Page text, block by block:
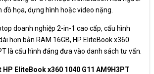
đồ họa, dựng hình hoặc video nặng.
doanh nghiệp 2-in-1 cao cấp, cấu hình
hơn bản RAM 16GB, HP EliteBook x360
là cấu hình đáng đưa vào danh sách tư vấn.
EliteBook x360 1040 G11 AM9H3PT